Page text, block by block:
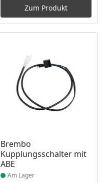
Zum Produkt
Brembo
Kupplungsschalter mit
ABE
Produkt am Lager
Am Lager